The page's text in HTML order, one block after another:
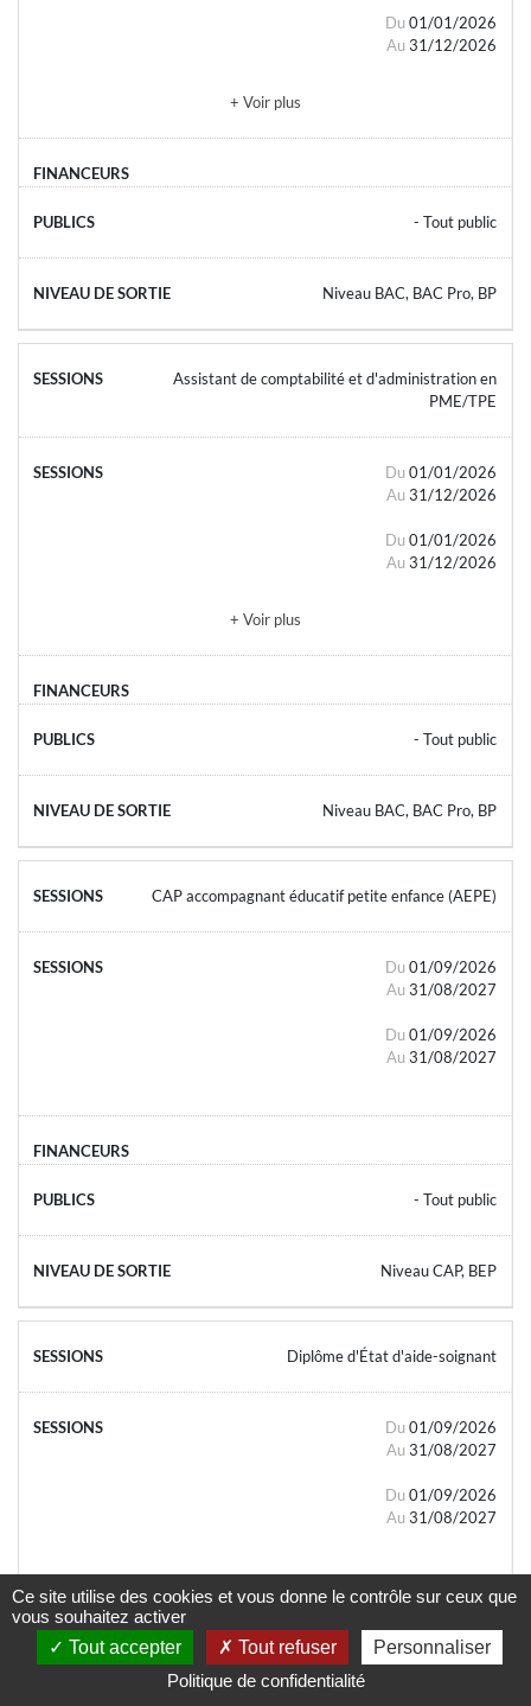
Du 01/01/2026
Au 31/12/2026
+ Voir plus
- Tout public
Niveau BAC, BAC Pro, BP
Assistant de comptabilité et d'administration en
PME/TPE
Du 01/01/2026
Au 31/12/2026
Du 01/01/2026
Au 31/12/2026
+ Voir plus
- Tout public
Niveau BAC, BAC Pro, BP
CAP accompagnant éducatif petite enfance (AEPE)
Du 01/09/2026
Au 31/08/2027
Du 01/09/2026
Au 31/08/2027
- Tout public
Niveau CAP, BEP
Diplôme d'État d'aide-soignant
Du 01/09/2026
Au 31/08/2027
Du 01/09/2026
Au 31/08/2027
- Tout public
Ce site utilise des cookies et vous donne le contrôle sur ceux que
vous souhaitez activer
Tout accepter
Tout refuser
Personnaliser
Politique de confidentialité